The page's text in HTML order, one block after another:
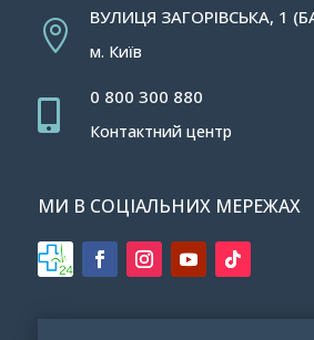

ВУЛИЦЯ ЗАГОРІВСЬКА, 1
м. Київ

0 800 300 880
Контактний центр
МИ В СОЦІАЛЬНИХ МЕРЕЖАХ